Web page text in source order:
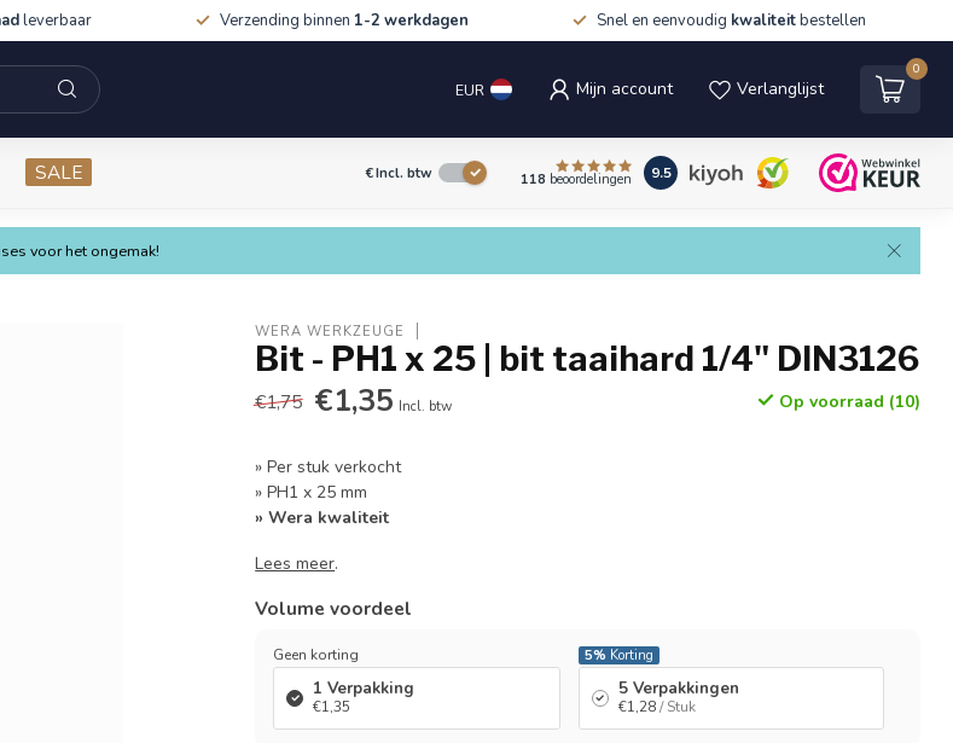
leverbaar Verzending binnen 1-2 werkdagen Snel en eenvoudig kwaliteitbestellen
EUR Mijn account Verlanglijst
0
SALE €Incl. btw 118 beoordelingen 9.5
voor het ongemak!
WERA WERKZEUGE
Bit - PH1 x 25 | bit taaihard 1/4" DIN3126
€1,75 €1,35 Incl. btw Op voorraad (10)
» Per stuk verkocht
» PH1 x 25 mm
» Wera kwaliteit
Lees meer.
Volume voordeel
Geen korting
1 Verpakking
€1,35
5% Korting
5 Verpakkingen
€1,28 / Stuk